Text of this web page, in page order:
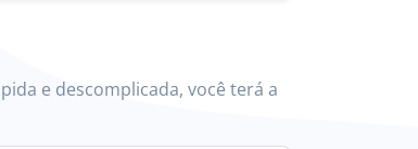
e descomplicada, você terá a